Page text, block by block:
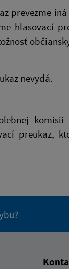
prevezme
hlasovací
nevydá.
komisii
preukaz,